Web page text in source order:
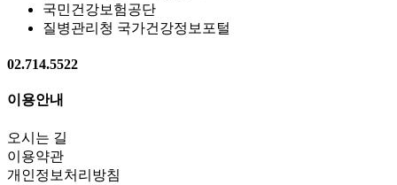
국민건강보험공단
질병관리청 국가건강정보포털
02.714.5522
이용안내
오시는 길
이용약관
개인정보처리방침